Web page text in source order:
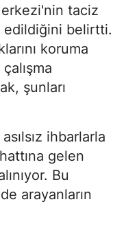
taciz
edildiğini belirtti.
koruma
şunları
ihbarlarla
gelen
Bu
arayanların